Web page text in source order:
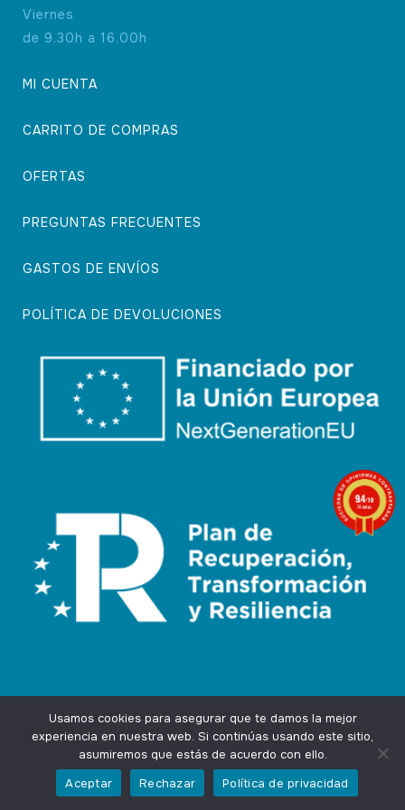
Viernes
de 9.30h a 16.00h
MI CUENTA
CARRITO DE COMPRAS
OFERTAS
PREGUNTAS FRECUENTES
GASTOS DE ENVÍOS
POLÍTICA DE DEVOLUCIONES
Design byAgencia Marketing OnlineIngenium.Marketing
Privacidad
Usamos cookies para asegurar que te damos la mejor
experiencia en nuestra web. Si continúas usando este sitio,
asumiremos que estás de acuerdo con ello.
Aceptar
Rechazar Política de privacidad
9.4/10
74 notas